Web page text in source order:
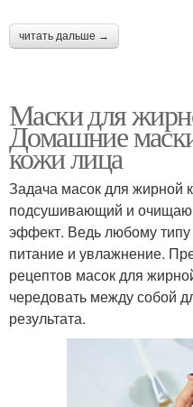
Тканевые маски
Алоэ для кожи
Маски для волос
читать дальше →
Маски для
Домашние
кожи лица
Задача масок для жирной
подсушивающий и
эффект. Ведь любому
питание и увлажнение.
рецептов масок для
чередовать между собой
результата.